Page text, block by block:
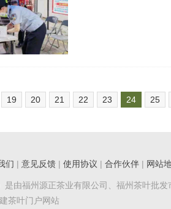
19 20 21 22 23 24 25
们 | 意见反馈 | 使用协议 | 合作伙伴 | 网站
是由福州源正茶业有限公司、福州茶叶批发
茶叶门户网站